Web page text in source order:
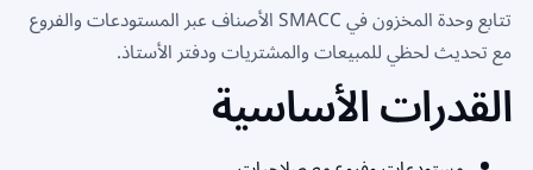
تتابع وحدة المخزون في SMACC الأصناف عبر المستودعات والفروع
مع تحديث لحظي للمبيعات والمشتريات ودفتر الأستاذ.
القدرات الأساسية